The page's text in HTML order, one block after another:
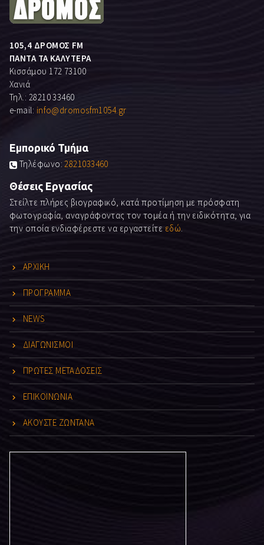
105,4 ΔΡΟΜΟΣ FM
ΠΑΝΤΑ ΤΑ ΚΑΛΥΤΕΡΑ
Κισσάμου 172 73100
Χανιά
Τηλ.: 28210 33460
e-mail: info@dromosfm1054.gr
Εμπορικό Τμήμα
Τηλέφωνο:2821033460
Θέσεις Εργασίας
Στείλτε πλήρες βιογραφικό, κατά προτίμηση με πρόσφατη
φωτογραφία, αναγράφοντας τον τομέα ή την ειδικότητα, για
την οποία ενδιαφέρεστε να εργαστείτε εδώ
ΑΡΧΙΚΗ
ΠΡΟΓΡΑΜΜΑ
NEWS
ΔΙΑΓΩΝΙΣΜΟΙ
ΠΡΩΤΕΣ ΜΕΤΑΔΟΣΕΙΣ
ΕΠΙΚΟΙΝΩΝΙΑ
ΑΚΟΥΣΤΕ ΖΩΝΤΑΝΑ